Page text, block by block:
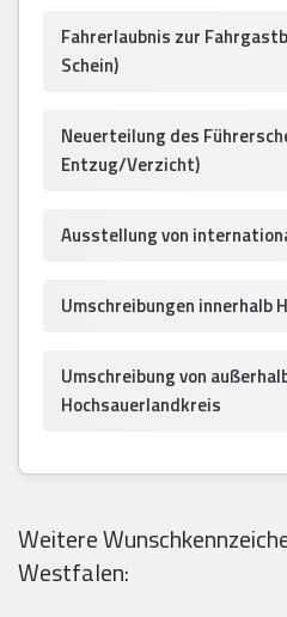
Fahrerlaubnis zur
Schein)
Neuerteilung des
Entzug/Verzicht)
Ausstellung von
Umschreibungen innerhalb
Umschreibung von
Hochsauerlandkreis
Weitere
Westfalen: